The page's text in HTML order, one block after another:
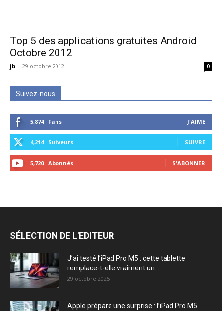
Top 5 des applications gratuites Android
Octobre 2012
jb - 29 octobre 2012 0
Suivez-nous
5,874 Fans J'AIME
4,214 Suiveurs SUIVRE
5,720 Abonnés S'ABONNER
SÉLECTION DE L'EDITEUR
J’ai testé l’iPad Pro M5 : cette tablette
remplace-t-elle vraiment un...
29 octobre 2025
Apple prépare une surprise : l’iPad Pro M5